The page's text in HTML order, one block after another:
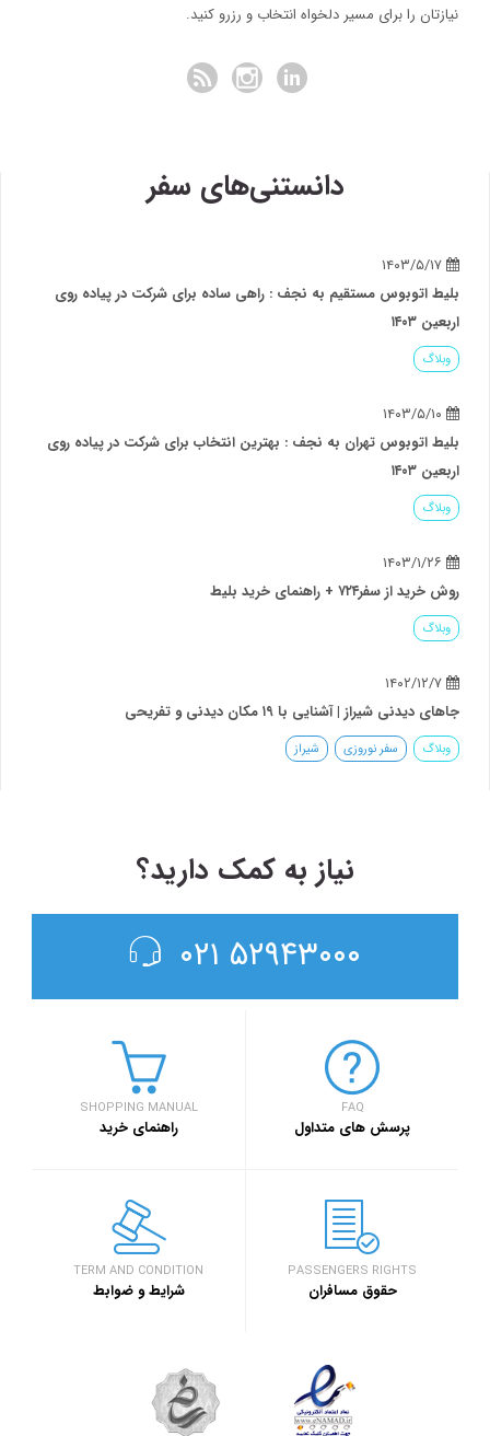
نیازتان را برای مسیر دلخواه انتخاب و رزرو کنید.
دانستنی‌های سفر
بلیط اتوبوس مستقیم به نجف : راهی ساده برای شرکت در پیاده روی
اربعین ۱۴۰۳
وبلاگ
بلیط اتوبوس تهران به نجف : بهترین انتخاب برای شرکت در پیاده روی
اربعین ۱۴۰۳
وبلاگ
روش خرید از سفر۷۲۴ + راهنمای خرید بلیط
وبلاگ
جاهای دیدنی شیراز | آشنایی با ۱۹ مکان دیدنی و تفریحی
وبلاگ سفر نوروزی شیراز
نیاز به کمک دارید؟
۵۲۹۴۳۰۰۰ ۰۲۱
SHOPPING MANUAL
راهنمای خرید
FAQ
پرسش های متداول
TERM AND CONDITION
شرایط و ضوابط
PASSENGERS RIGHTS
حقوق مسافران